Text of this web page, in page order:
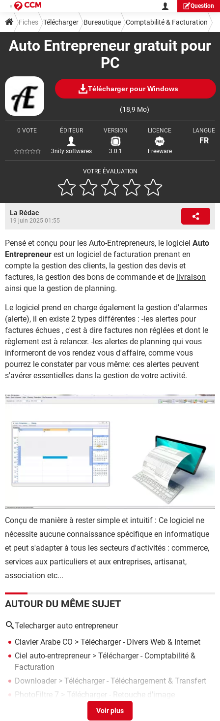
Question
Auto Entrepreneur gratuit pour
PC
Télécharger pour Windows
(18,9 Mo)
VOTRE ÉVALUATION
0 VOTE ÉDITEUR
3nity softwares
VERSION
3.0.1
LICENCE
Freeware
LANGUE
FR
Fiches Télécharger Bureautique Comptabilité & Facturation
La Rédac
19 juin 2025 01:55
Pensé et conçu pour les Auto-Entrepreneurs, le logiciel Auto
Entrepreneur est un logiciel de facturation prenant en
compte la gestion des clients, la gestion des devis et
factures, la gestion des bons de commande et de livraison
ainsi que la gestion de planning.
Le logiciel prend en charge également la gestion d'alarmes
(alerte), il en existe 2 types différentes : -les alertes pour
factures échues , c'est à dire factures non réglées et dont le
règlement est à relancer. -les alertes de planning qui vous
informeront de vos rendez vous d'affaire, comme vous
pourrez le constater par vous même: ces alertes peuvent
s'avérer essentielles dans la gestion de votre activité.
Conçu de manière à rester simple et intuitif : Ce logiciel ne
nécessite aucune connaissance spécifique en informatique
et peut s'adapter à tous les secteurs d'activités : commerce,
services aux particuliers et aux entreprises, artisanat,
association etc...
AUTOUR DU MÊME SUJET
Telecharger auto entrepreneur
Clavier Arabe CO > Télécharger - Divers Web & Internet
Ciel auto-entrepreneur> Télécharger - Comptabilité &
Facturation
Downloader > Télécharger - Téléchargement & Transfert
PhotoFiltre 7 > Télécharger - Retouche d'image
> Télécharger - Nettoyage